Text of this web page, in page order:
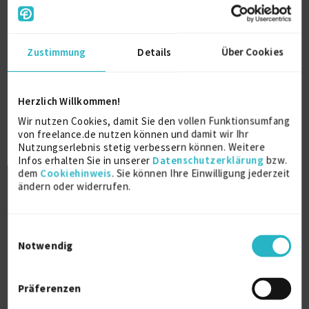
Zustimmung Details Über Cookies
Herzlich Willkommen!
Wir nutzen Cookies, damit Sie den vollen Funktionsumfang
von freelance.de nutzen können und damit wir Ihr
Nutzungserlebnis stetig verbessern können. Weitere
Infos erhalten Sie in unserer Datenschutzerklärung bzw.
dem Cookiehinweis. Sie können Ihre Einwilligung jederzeit
ändern oder widerrufen.
Notwendig
Präferenzen
Interim Manager für Einkauf & Supply
Chain Mana...
Supply-Chain-Management (SCM)
5 J.
Verfügbarkeit einsehen
20
Referenzen
auf Anfrage